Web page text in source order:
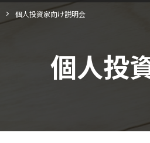
個人投
個人投資家向け説明会